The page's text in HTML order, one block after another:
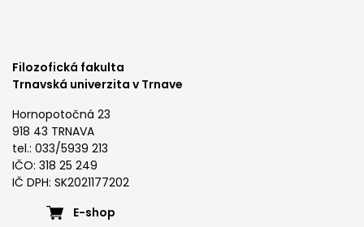
Filozofická fakulta
Trnavská univerzita v Trnave
Hornopotočná 23
918 43 TRNAVA
tel.: 033/5939 213
IČO: 318 25 249
IČ DPH: SK2021177202
FooterE-shop